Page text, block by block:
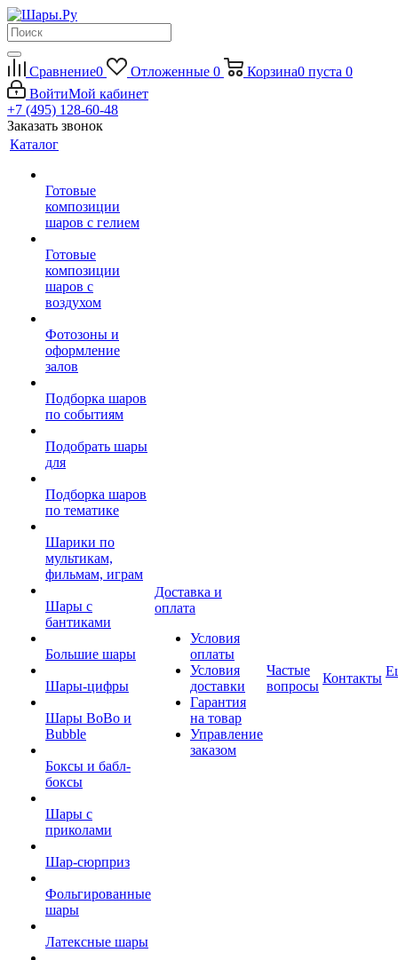
Сравнение0 Отложенные 0 Корзина0 пуста 0
ВойтиМой кабинет
+7 (495) 128-60-48
Заказать звонок
Каталог
Готовые
композиции
шаров с гелием
Готовые
композиции
шаров с
воздухом
Фотозоны и
оформление
залов
Подборка шаров
по событиям
Подобрать шары
для
Подборка шаров
по тематике
Шарики по
мультикам,
фильмам, играм
Шары с
бантиками
Большие шары
Шары-цифры
Шары BoBo и
Bubble
Боксы и бабл-
боксы
Шары с
приколами
Шар-сюрприз
Фольгированные
шары
Латексные шары
Доставка и
оплата
Условия
оплаты
Условия
доставки
Гарантия
на товар
Управление
заказом
Частые
вопросы
Контакты